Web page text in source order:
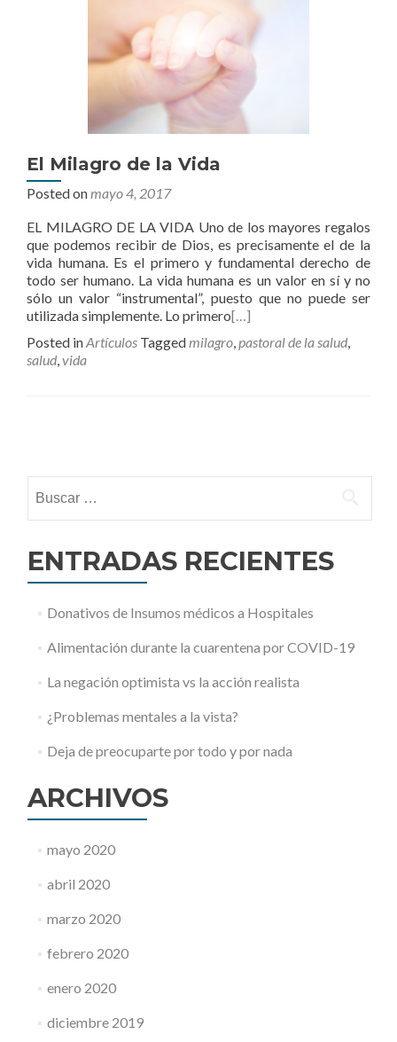
El Milagro de la Vida
Posted onmayo 4, 2017
EL MILAGRO DE LA VIDA Uno de los mayores regalos
que podemos recibir de Dios, es precisamente el de la
vida humana. Es el primero y fundamental derecho de
todo ser humano. La vida humana es un valor en sí y no
sólo un valor “instrumental”, puesto que no puede ser
utilizada simplemente. Lo primero[…]
Posted inArtículos Taggedmilagro,pastoral de la salud,
salud,vida
navigation
ENTRADAS RECIENTES
Donativos de Insumos médicos a Hospitales
Alimentación durante la cuarentena por COVID-19
La negación optimista vs la acción realista
¿Problemas mentales a la vista?
Deja de preocuparte por todo y por nada
ARCHIVOS
mayo 2020
abril 2020
marzo 2020
febrero 2020
enero 2020
diciembre 2019